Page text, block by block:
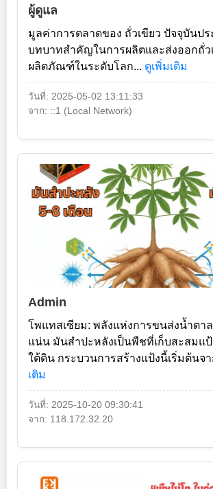
ผู้ดูแล
มูลค่าการตลาดของ ถั่วเขียว ปัจจุบันปร
บทบาทสำคัญในการผลิตและส่งออกถั่ว
ผลิตภัณฑ์ในระดับโลก... ดูเพิ่มเติม
วันที่: 2025-05-02 13:11:33
จาก: ::1 (Local Network)
Admin
โพแทสเซียม: พลังแห่งการขนส่งน้ำตา
แน่น มันสำปะหลังเป็นพืชที่เก็บสะสมแป้
ใต้ดิน กระบวนการสร้างแป้งนี้เริ่มต้นจา
เติม
วันที่: 2025-10-20 09:30:41
จาก: 118.172.32.20